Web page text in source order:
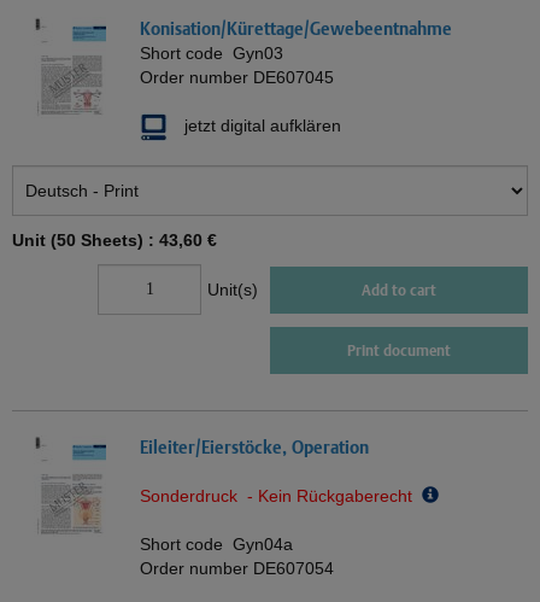
Konisation/Kürettage/Gewebeentnahme
Short code Gyn03
Order number DE607045
jetzt digital aufklären
Unit (50 Sheets) : 43,60 €
Unit(s) Add to cart
Print document
Eileiter/Eierstöcke, Operation
Sonderdruck - Kein Rückgaberecht
Short code Gyn04a
Order number DE607054